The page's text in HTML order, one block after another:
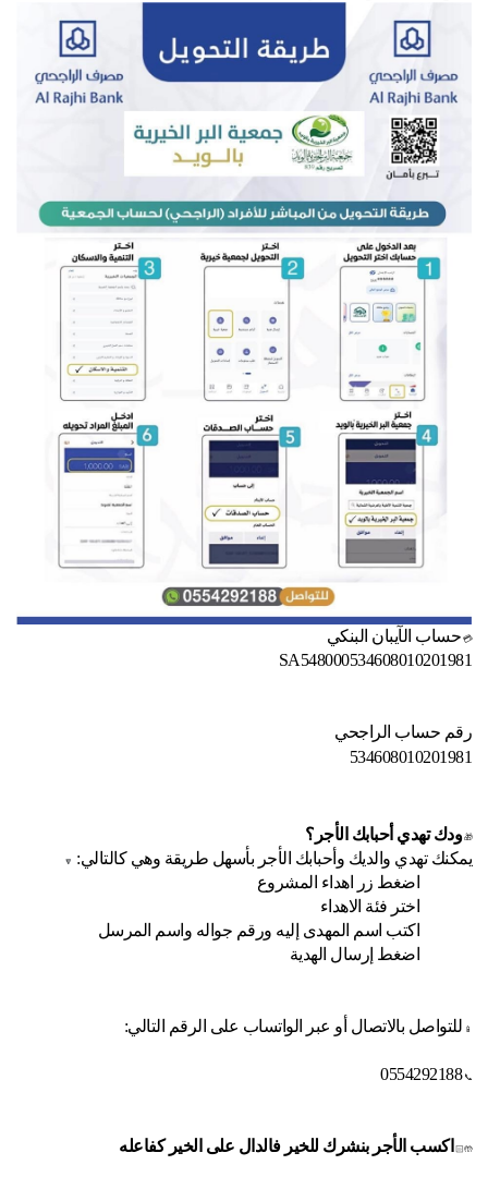
💳 حساب الآيبان البنكي
SA548000534608010201981
رقم حساب الراجحي
534608010201981
🎁ودك تهدي أحبابك الأجر؟
يمكنك تهدي والديك وأحبابك الأجر بأسهل طريقة وهي كالتالي:
🔽
اضغط زر اهداء المشروع
اختر فئة الاهداء
اكتب اسم المهدى إليه ورقم جواله واسم المرسل
اضغط إرسال الهدية
📱 للتواصل بالاتصال أو عبر الواتساب على الرقم التالي:
📞
0554292188
🤲🏻 اكسب الأجر بنشرك للخير فالدال على الخير كفاعله